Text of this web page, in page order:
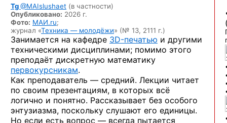
Tg@MAIslushaet (в частности)
Опубликовано: 2026 г.
Фото: МАИ.ru;
журнал «Техника — молодёжи» (№ 13, 2111 г.)
Занимается на кафедре 3D-печатью и другими
техническими дисциплинами; помимо этого
преподаёт дискретную математику
первокурсникам.
Как преподаватель — средний. Лекции читает
по своим презентациям, в которых всё
логично и понятно. Рассказывает без особого
энтузиазма, поскольку слушают его единицы.
Но если есть вопрос — всегда пытается